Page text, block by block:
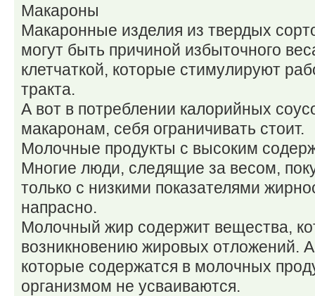
Макароны
Макаронные изделия из твердых
могут быть причиной избыточного
клетчаткой, которые стимулируют
тракта.
А вот в потреблении калорийных
макаронам, себя ограничивать стоит.
Молочные продукты с высоким
Многие люди, следящие за весом,
только с низкими показателями
напрасно.
Молочный жир содержит вещества,
возникновению жировых отложений.
которые содержатся в молочных
организмом не усваиваются.